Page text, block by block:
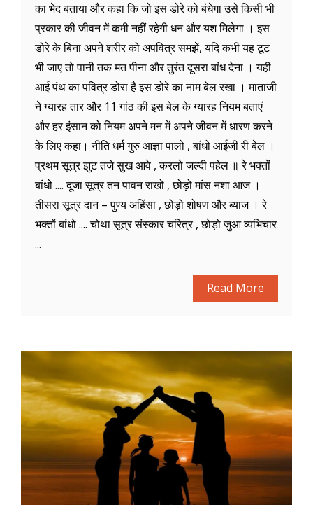
का भेद बताया और कहा कि जो इस डोरे को बंधेगा उसे किसी भी
प्रकार की जीवन में कमी नहीं रहेगी धन और यश मिलेगा । इस
डोरे के बिना अपने शरीर को अपवित्र समझें, यदि कभी यह टूट
भी जाए तो पानी तक मत पीना और तुरंत दूसरा बांध देना । यही
आई पंथ का पवित्र डोरा है इस डोरे का नाम बेल रखा । माताजी
ने ग्यारह तार और 11 गांठ की इस बेल के ग्यारह नियम बताएं
और हर इंसान को नियम अपने मन में अपने जीवन में धारण करने
के लिए कहा। नीति धर्म गुरु आज्ञा पालो , बांधो आईजी री बेल ।
प्रथम सूत्र झुट तजे सुख आवे , करलो जल्दी पहेल ॥ रे भक्तों
बांधो .... दूजा सूत्र तन पावन राखो , छोड़ो मांस नशा आज ।
तीसरा सूत्र दान – पुण्य अहिंसा , छोड़ो शोषण और ब्याज । रे
भक्तों बांधो .... चोथा सूत्र संस्कार चरित्र , छोड़ो जुआ व्यभिचार
...
Read More